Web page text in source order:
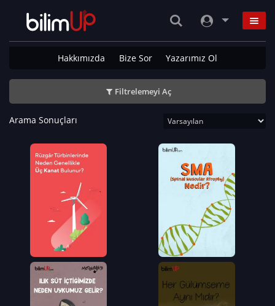
Hakkımızda Bize Sor Yazarımız Ol
Filtrelemeyi Aç
Arama Sonuçları